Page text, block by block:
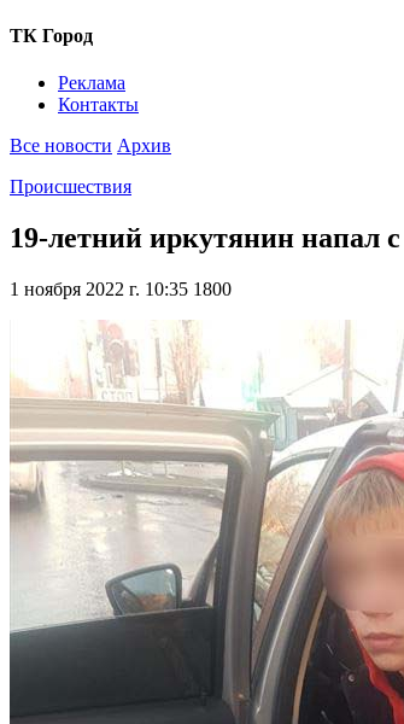
ТК Город
Реклама
Контакты
Все новости Архив
Происшествия
19-летний иркутянин напал
1 ноября 2022 г. 10:35 1800